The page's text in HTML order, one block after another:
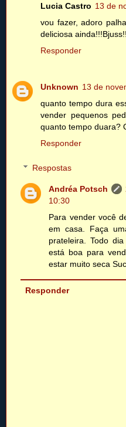
Lucia Castro 13 de
vou fazer, adoro
deliciosa
Responder
Unknown 13 de
quanto tempo dura
vender pequenos
quanto tempo duara?
Responder
Respostas
Andréa Potsch
10:30
Para vender você
em casa. Faça
prateleira. Todo
está boa para
estar muito seca
Responder